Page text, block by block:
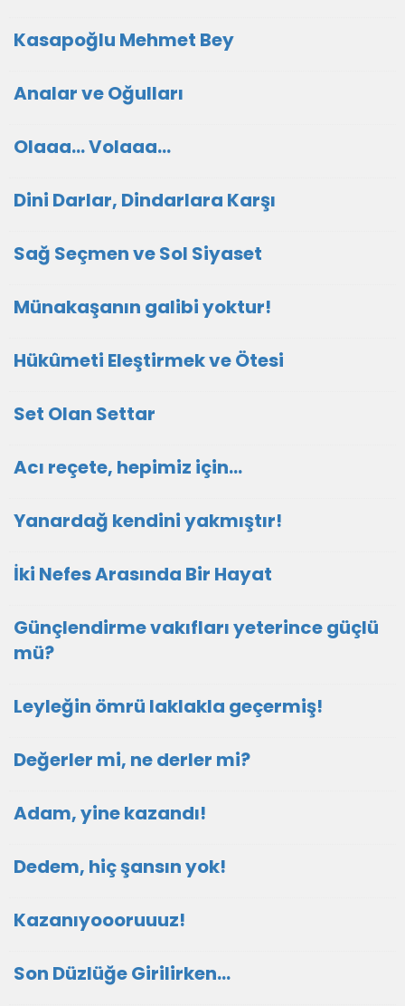
Kasapoğlu Mehmet Bey
Analar ve Oğulları
Olaaa... Volaaa...
Dini Darlar, Dindarlara Karşı
Sağ Seçmen ve Sol Siyaset
Münakaşanın galibi yoktur!
Hükûmeti Eleştirmek ve Ötesi
Set Olan Settar
Acı reçete, hepimiz için...
Yanardağ kendini yakmıştır!
İki Nefes Arasında Bir Hayat
Günçlendirme vakıfları yeterince güçlü
mü?
Leyleğin ömrü laklakla geçermiş!
Değerler mi, ne derler mi?
Adam, yine kazandı!
Dedem, hiç şansın yok!
Kazanıyoooruuuz!
Son Düzlüğe Girilirken…